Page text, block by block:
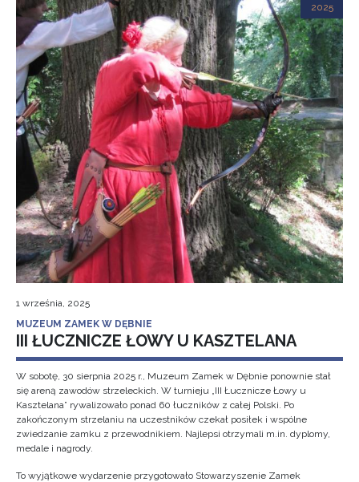
2025
1 września, 2025
MUZEUM ZAMEK W DĘBNIE
III ŁUCZNICZE ŁOWY U KASZTELANA
W sobotę, 30 sierpnia 2025 r., Muzeum Zamek w Dębnie ponownie stał
się areną zawodów strzeleckich. W turnieju „III Łucznicze Łowy u
Kasztelana” rywalizowało ponad 60 łuczników z całej Polski. Po
zakończonym strzelaniu na uczestników czekał posiłek i wspólne
zwiedzanie zamku z przewodnikiem. Najlepsi otrzymali m.in. dyplomy,
medale i nagrody.
To wyjątkowe wydarzenie przygotowało Stowarzyszenie Zamek